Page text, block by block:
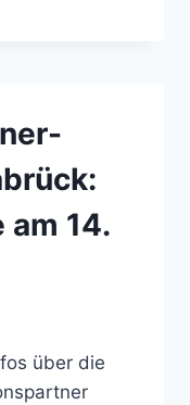
am 14.
über die